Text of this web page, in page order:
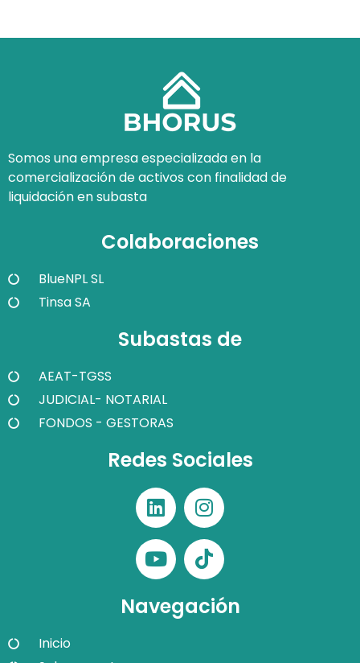
Somos una empresa especializada en la
comercialización de activos con finalidad de
liquidación en subasta
Colaboraciones
BlueNPL SL
Tinsa SA
Subastas de
AEAT-TGSS
JUDICIAL- NOTARIAL
FONDOS - GESTORAS
Redes Sociales
Navegación
Inicio